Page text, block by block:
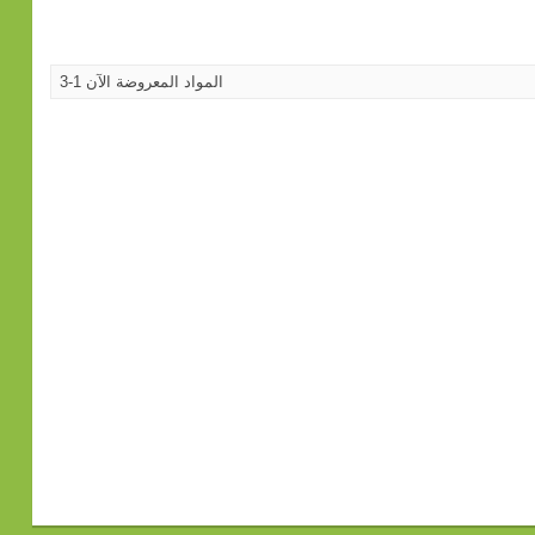
المواد المعروضة الآن 1-3